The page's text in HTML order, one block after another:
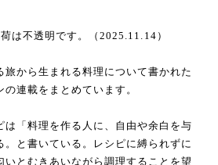
は不透明です。（2025.11.14）
旅から生まれる料理について書かれた
連載をまとめています。
は「料理を作る人に、自由や余白を与
。と書いている。レシピに縛られずに
いとむきあいながら調理することを望